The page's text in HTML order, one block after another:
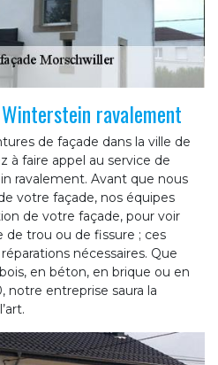
ravalement
de façade dans la ville de
à faire appel au service de
ravalement. Avant que nous
votre façade, nos équipes
de votre façade, pour voir
de trou ou de fissure ; ces
nécessaires. Que
en béton, en brique ou en
notre entreprise saura la